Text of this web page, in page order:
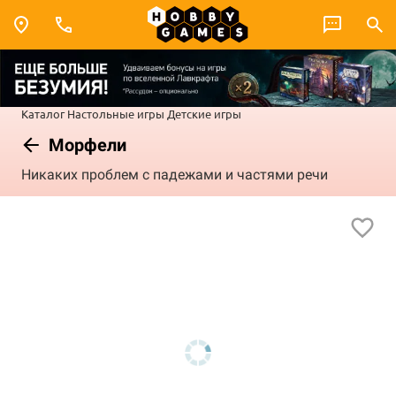
Каталог Настольные игры Детские игры
Морфели
Никаких проблем с падежами и частями речи